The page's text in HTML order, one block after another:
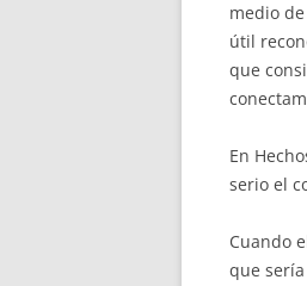
medio
útil
que
En
serio el
Cuando
que